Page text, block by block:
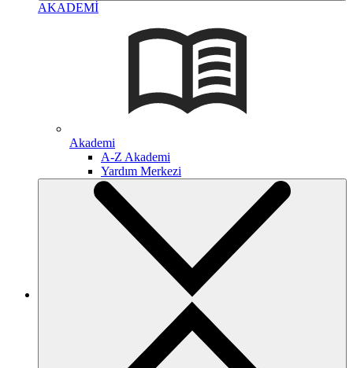
AKADEMİ
Akademi
A-Z Akademi
Yardım Merkezi